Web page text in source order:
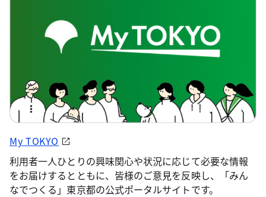
My TOKYO
利用者一人ひとりの興味関心や状況に応じて必要な情報
をお届けするとともに、皆様のご意見を反映し、「みん
なでつくる」東京都の公式ポータルサイトです。